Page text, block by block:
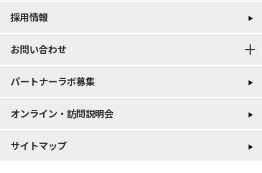
採用情報
お問い合わせ
パートナーラボ募集
オンライン・訪問説明会
サイトマップ